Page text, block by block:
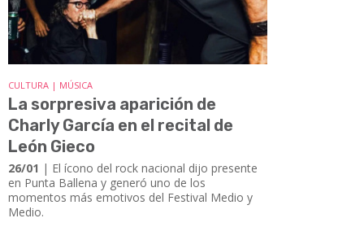
CULTURA | MÚSICA
La sorpresiva aparición de
Charly García en el recital de
León Gieco
26/01 | El ícono del rock nacional dijo presente
en Punta Ballena y generó uno de los
momentos más emotivos del Festival Medio y
Medio.